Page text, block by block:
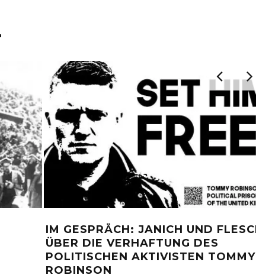
IM GESPRÄCH: JANICH UND
ÜBER DIE VERHAFTUNG DES
POLITISCHEN AKTIVISTEN TOMMY
ROBINSON